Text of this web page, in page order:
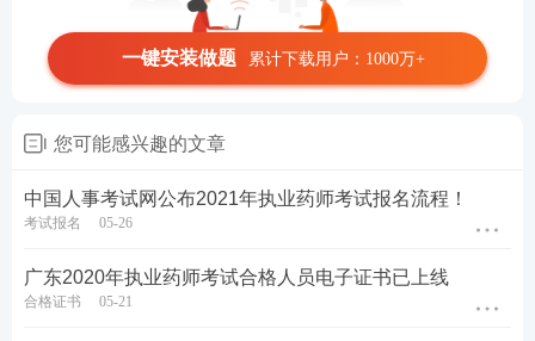
一键安装做题 累计下载用户：1000万+
您可能感兴趣的文章
中国人事考试网公布2021年执业药师考试报名流程！
考试报名 05-26
广东2020年执业药师考试合格人员电子证书已上线
合格证书 05-21